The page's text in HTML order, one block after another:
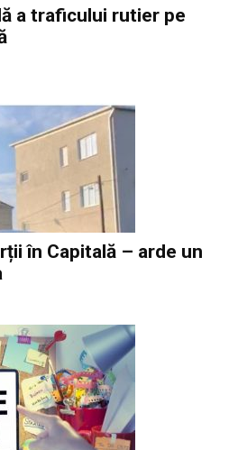
a traficului rutier pe
în Capitală – arde un